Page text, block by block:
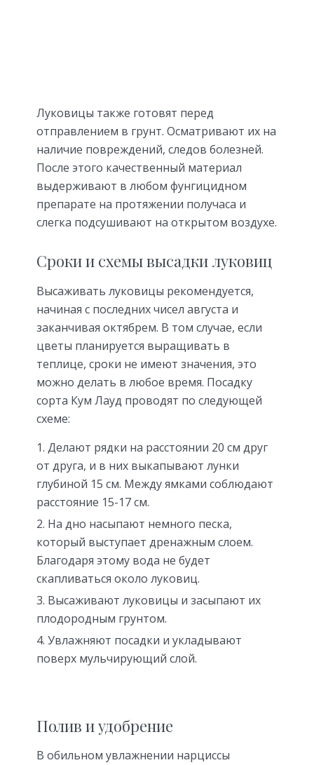
Луковицы также готовят перед
отправлением в грунт. Осматривают их на
наличие повреждений, следов болезней.
После этого качественный материал
выдерживают в любом фунгицидном
препарате на протяжении получаса и
слегка подсушивают на открытом воздухе.
Сроки и схемы высадки луковиц
Высаживать луковицы рекомендуется,
начиная с последних чисел августа и
заканчивая октябрем. В том случае, если
цветы планируется выращивать в
теплице, сроки не имеют значения, это
можно делать в любое время. Посадку
сорта Кум Лауд проводят по следующей
схеме:
Делают рядки на расстоянии 20 см друг
от друга, и в них выкапывают лунки
глубиной 15 см. Между ямками соблюдают
расстояние 15-17 см.
На дно насыпают немного песка,
который выступает дренажным слоем.
Благодаря этому вода не будет
скапливаться около луковиц.
Высаживают луковицы и засыпают их
плодородным грунтом.
Увлажняют посадки и укладывают
поверх мульчирующий слой.
Полив и удобрение
В обильном увлажнении нарциссы